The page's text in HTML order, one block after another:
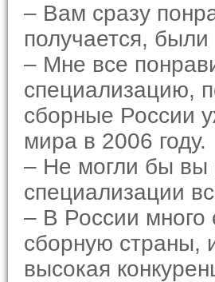
– Вам сразу
получается,
– Мне все
специализацию,
сборные России
мира в 2006 году.
– Не могли бы вы
специализации
– В России много
сборную страны,
высокая